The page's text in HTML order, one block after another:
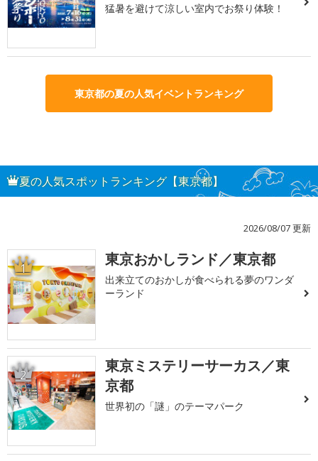
猛暑を避けて涼しい室内でお祭り体験！
東京都の夏の人気イベントランキング
夏の人気スポットランキング【東京都】
2026/08/07 更新
1 東京おかしランド／東京都
出来立てのおかしが食べられる夢のワンダ
ーランド
2
東京ミステリーサーカス／東
京都
世界初の「謎」のテーマパーク